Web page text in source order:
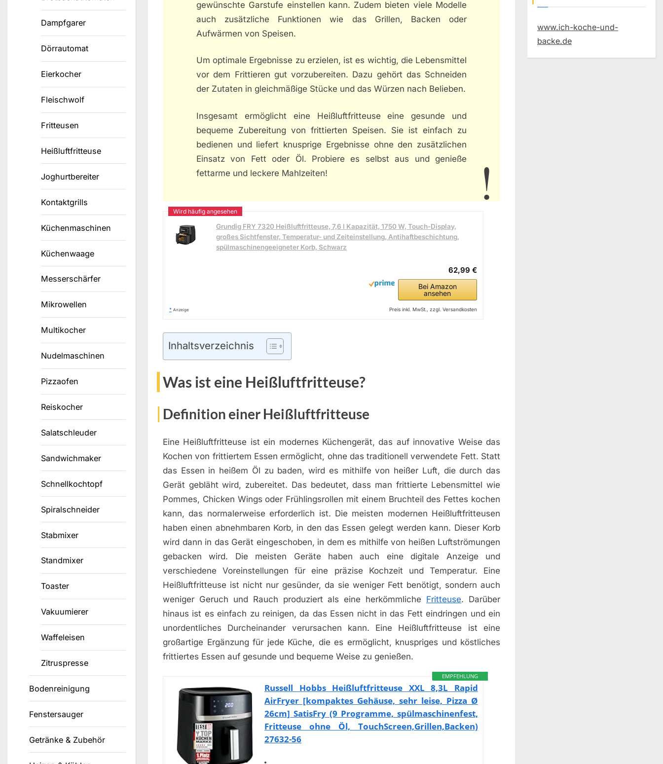
gewünschte Garstufe einstellen kann. Zudem bieten viele Modelle
auch zusätzliche Funktionen wie das Grillen, Backen oder
Aufwärmen von Speisen.
Um optimale Ergebnisse zu erzielen, ist es wichtig, die Lebensmittel
vor dem Frittieren gut vorzubereiten. Dazu gehört das Schneiden
der Zutaten in gleichmäßige Stücke und das Würzen nach Belieben.
Insgesamt ermöglicht eine Heißluftfritteuse eine gesunde und
bequeme Zubereitung von frittierten Speisen. Sie ist einfach zu
bedienen und liefert knusprige Ergebnisse ohne den zusätzlichen
Einsatz von Fett oder Öl. Probiere es selbst aus und genieße
fettarme und leckere Mahlzeiten!
Grundig FRY 7320 Heißluftfritteuse, 7,6 l Kapazität, 1750 W, Touch-Display,
großes Sichtfenster, Temperatur- und Zeiteinstellung, Antihaftbeschichtung,
spülmaschinengeeigneter Korb, Schwarz
62,99 €
Bei Amazon
ansehen
* Anzeige Preis inkl. MwSt., zzgl. Versandkosten
Inhaltsverzeichnis
Was ist eine Heißluftfritteuse?
Definition einer Heißluftfritteuse
Eine Heißluftfritteuse ist ein modernes Küchengerät, das auf innovative Weise das
Kochen von frittiertem Essen ermöglicht, ohne das traditionell verwendete Fett. Statt
das Essen in heißem Öl zu baden, wird es mithilfe von heißer Luft, die durch das
Gerät gebläht wird, zubereitet. Das bedeutet, dass man frittierte Lebensmittel wie
Pommes, Chicken Wings oder Frühlingsrollen mit einem Bruchteil des Fettes kochen
kann, das normalerweise erforderlich ist. Die meisten modernen Heißluftfritteusen
haben einen abnehmbaren Korb, in den das Essen gelegt werden kann. Dieser Korb
wird dann in das Gerät eingeschoben, in dem es mithilfe von heißen Luftströmungen
gebacken wird. Die meisten Geräte haben auch eine digitale Anzeige und
verschiedene Voreinstellungen für eine präzise Kochzeit und Temperatur. Eine
Heißluftfritteuse ist nicht nur gesünder, da sie weniger Fett benötigt, sondern auch
weniger Geruch und Rauch produziert als eine herkömmliche Fritteuse. Darüber
hinaus ist es einfach zu reinigen, da das Essen nicht in das Fett eindringen und ein
unordentliches Durcheinander verursachen kann. Eine Heißluftfritteuse ist eine
großartige Ergänzung für jede Küche, die es ermöglicht, knuspriges und köstliches
frittiertes Essen auf gesunde und bequeme Weise zu genießen.
EMPFEHLUNG
Russell Hobbs Heißluftfritteuse XXL 8,3L Rapid
AirFryer [kompaktes Gehäuse, sehr leise, Pizza Ø
26cm] SatisFry (9 Programme, spülmaschinenfest,
Fritteuse ohne Öl, TouchScreen,Grillen,Backen)
27632-56
Dampfgarer
Dörrautomat
Eierkocher
Fleischwolf
Fritteusen
Heißluftfritteuse
Joghurtbereiter
Kontaktgrills
Küchenmaschinen
Küchenwaage
Messerschärfer
Mikrowellen
Multikocher
Nudelmaschinen
Pizzaofen
Reiskocher
Salatschleuder
Sandwichmaker
Schnellkochtopf
Spiralschneider
Stabmixer
Standmixer
Toaster
Vakuumierer
Waffeleisen
Zitruspresse
Bodenreinigung
Fenstersauger
Getränke & Zubehör
www.ich-koche-und-
backe.de